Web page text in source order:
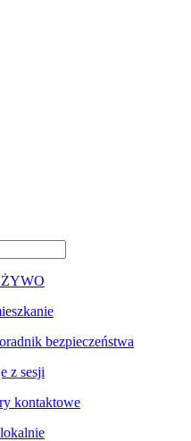
bezpieczeństwa
z sesji
kontaktowe